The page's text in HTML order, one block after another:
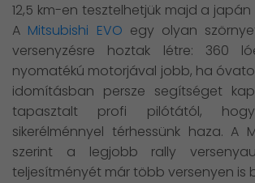
12,5 km-en tesztelhetjük majd a
A Mitsubishi EVO egy olyan
versenyzésre hoztak létre: 360
nyomatékú motorjával jobb, ha
idomításban persze segítséget
tapasztalt profi pilótától,
sikerélménnyel térhessünk haza. A
szerint a legjobb rally
teljesítményét már több versenyen is